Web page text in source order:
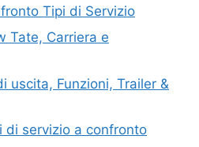
Tipi di Servizio
Tate, Carriera e
uscita, Funzioni, Trailer &
di servizio a confronto